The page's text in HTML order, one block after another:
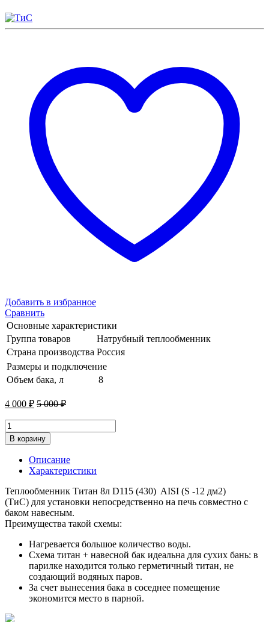
Добавить в избранное
Сравнить
Основные характеристики
Группа товаров
Натрубный теплообменник
Страна производства Россия
Размеры и подключение
Объем бака, л
8
4 000 ₽ 5 000₽
Теплообменник
Титан
8л
D115
(430)
quantity
В корзину
Описание
Характеристики
Теплообменник Титан 8л D115 (430) AISI (S -12 дм2)
(ТиС) для установки непосредственно на печь совместно с
баком навесным.
Преимущества такой схемы:
Нагревается большое количество воды.
Схема титан + навесной бак идеальна для сухих бань: в
парилке находится только герметичный титан, не
создающий водяных паров.
За счет вынесения бака в соседнее помещение
экономится место в парной.